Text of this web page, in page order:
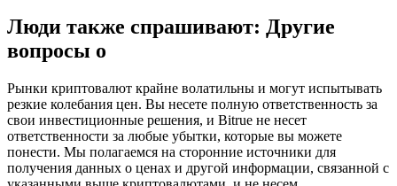
Присоединяйтесь к лучшим трейдерам
Люди также спрашивают: Другие
вопросы о
Рынки криптовалют крайне волатильны и могут испытывать
резкие колебания цен. Вы несете полную ответственность за
свои инвестиционные решения, и Bitrue не несет
ответственности за любые убытки, которые вы можете
понести. Мы полагаемся на сторонние источники для
получения данных о ценах и другой информации, связанной с